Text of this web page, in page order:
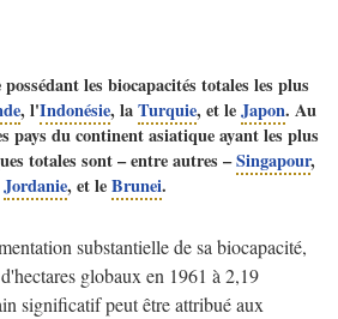
les biocapacités totales les plus
, l'Indonésie, laTurquie, et leJapon. Au
pays du continent asiatique ayant les plus
totales sont – entre autres –Singapour,
Jordanie, et leBrunei.
substantielle de sa biocapacité,
globaux en 1961 à 2,19
significatif peut être attribué aux